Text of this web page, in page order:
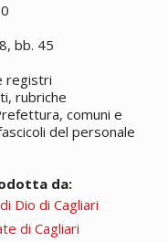
bb. 45
registri
rubriche
comuni e
del personale
da:
Dio di Cagliari
di Cagliari